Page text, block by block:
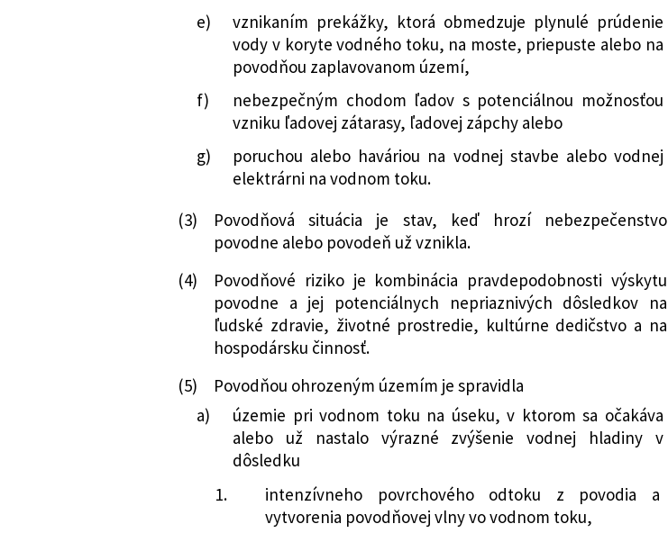
e)
vznikaním prekážky, ktorá obmedzuje plynulé prúdenie
vody v koryte vodného toku, na moste, priepuste alebo na
povodňou zaplavovanom území,
f)
nebezpečným chodom ľadov s potenciálnou možnosťou
vzniku ľadovej zátarasy, ľadovej zápchy alebo
g)
poruchou alebo haváriou na vodnej stavbe alebo vodnej
elektrárni na vodnom toku.
(3)
Povodňová situácia je stav, keď hrozí nebezpečenstvo
povodne alebo povodeň už vznikla.
(4)
Povodňové riziko je kombinácia pravdepodobnosti výskytu
povodne a jej potenciálnych nepriaznivých dôsledkov na
ľudské zdravie, životné prostredie, kultúrne dedičstvo a na
hospodársku činnosť.
(5)
Povodňou ohrozeným územím je spravidla
a)
územie pri vodnom toku na úseku, v ktorom sa očakáva
alebo už nastalo výrazné zvýšenie vodnej hladiny v
dôsledku
1.
intenzívneho povrchového odtoku z povodia a
vytvorenia povodňovej vlny vo vodnom toku,